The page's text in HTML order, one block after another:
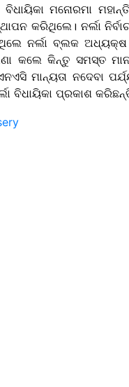
ମନୋରମା
କରିଥିଲେ। ନର୍ଲା
ନର୍ଲା ବ୍ଲକ ଅଧ୍ୟକ୍ଷ
କଲେ କିନ୍ତୁ ସମସ୍ତ
ମାନ୍ୟତା ନଦେବା
ବିଧାୟିକା ପ୍ରକାଶ